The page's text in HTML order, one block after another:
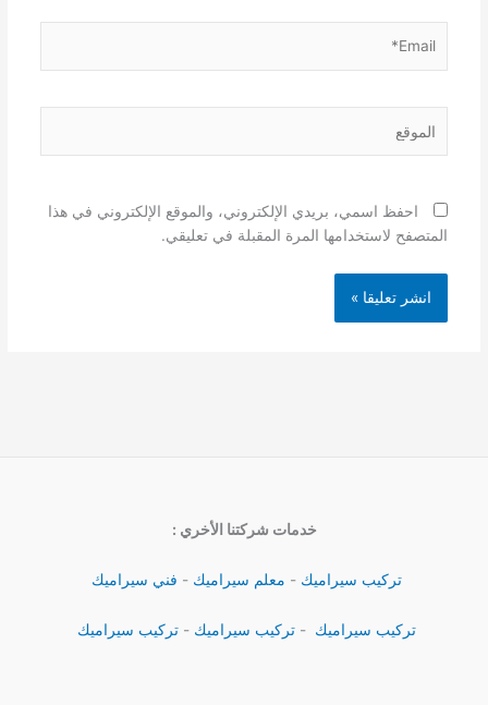
احفظ اسمي، بريدي الإلكتروني، والموقع الإلكتروني في هذا
المتصفح لاستخدامها المرة المقبلة في تعليقي.
خدمات شركتنا الأخري :
تركيب سيراميك - معلم سيراميك - فني سيراميك
تركيب سيراميك - تركيب سيراميك -تركيب سيراميك